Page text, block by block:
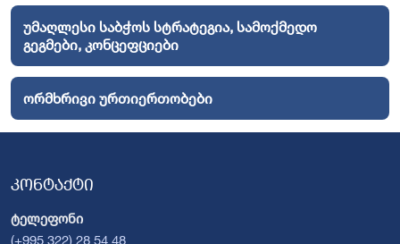
უმაღლესი საბჭოს სტრატეგია, სამოქმედო
გეგმები, კონცეფციები
ორმხრივი ურთიერთობები
კონტაქტი
ტელეფონი
(+995 322) 28 54 48